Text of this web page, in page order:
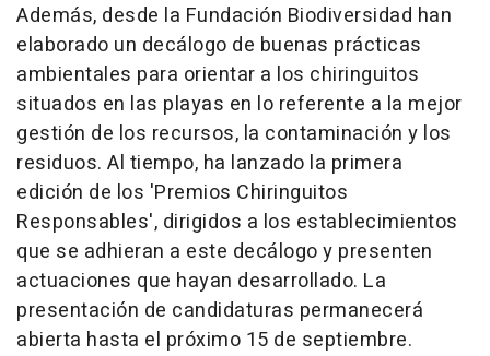
Además, desde la Fundación Biodiversidad han
elaborado un decálogo de buenas prácticas
ambientales para orientar a los chiringuitos
situados en las playas en lo referente a la mejor
gestión de los recursos, la contaminación y los
residuos. Al tiempo, ha lanzado la primera
edición de los 'Premios Chiringuitos
Responsables', dirigidos a los establecimientos
que se adhieran a este decálogo y presenten
actuaciones que hayan desarrollado. La
presentación de candidaturas permanecerá
abierta hasta el próximo 15 de septiembre.